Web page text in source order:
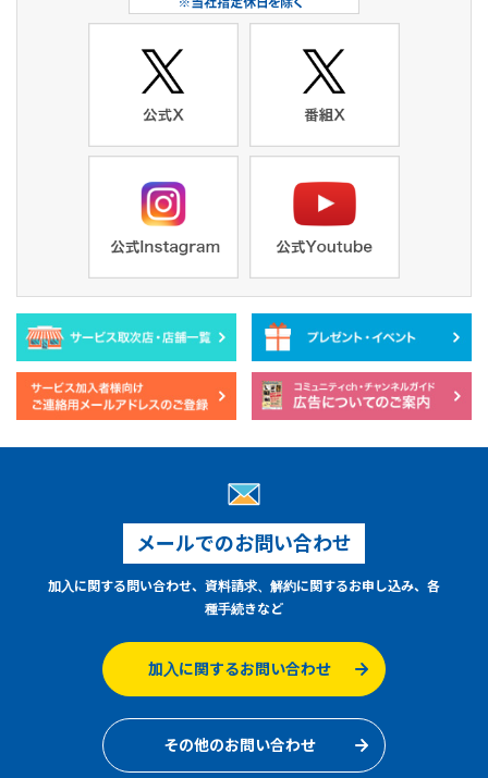
メールでのお問い合わせ
加入に関する問い合わせ、資料請求、解約に関するお申し込み、各
種手続きなど
加入に関するお問い合わせ
その他のお問い合わせ